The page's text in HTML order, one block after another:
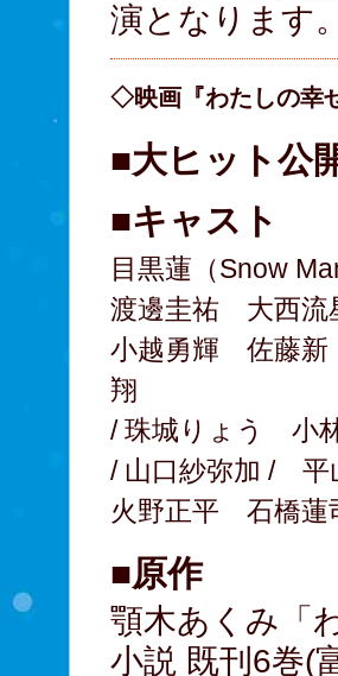
演となります。
◇映画『わたしの幸
■大ヒット公
■キャスト
目黒蓮（Snow
渡邊圭祐 大西流
小越勇輝 佐藤新
翔
/ 珠城りょう 小
/ 山口紗弥加 /
火野正平 石橋蓮
■原作
顎木あくみ「
小説 既刊6巻(